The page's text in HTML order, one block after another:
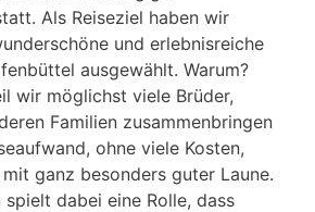
Als Reiseziel haben wir
und erlebnisreiche
ausgewählt. Warum?
wir möglichst viele Brüder,
Familien zusammenbringen
ohne viele Kosten,
ganz besonders guter Laune.
spielt dabei eine Rolle, dass